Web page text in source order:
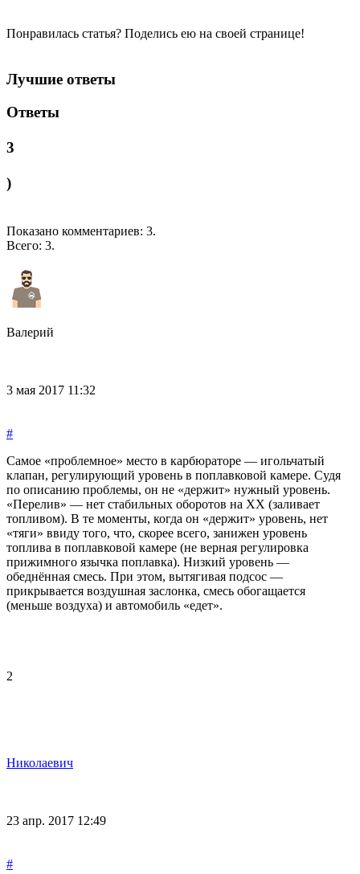
Понравилась статья? Поделись ею на своей странице!
Лучшие ответы
Ответы
3
)
Показано комментариев: 3.
Всего: 3.
Валерий
3 мая 2017 11:32
#
Самое «проблемное» место в карбюраторе — игольчатый
клапан, регулирующий уровень в поплавковой камере. Судя
по описанию проблемы, он не «держит» нужный уровень.
«Перелив» — нет стабильных оборотов на ХХ (заливает
топливом). В те моменты, когда он «держит» уровень, нет
«тяги» ввиду того, что, скорее всего, занижен уровень
топлива в поплавковой камере (не верная регулировка
прижимного язычка поплавка). Низкий уровень —
обеднённая смесь. При этом, вытягивая подсос —
прикрывается воздушная заслонка, смесь обогащается
(меньше воздуха) и автомобиль «едет».
2
Николаевич
23 апр. 2017 12:49
#